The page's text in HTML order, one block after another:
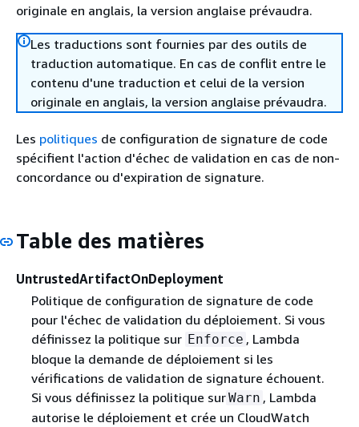
originale en anglais, la version anglaise prévaudra.
Les traductions sont fournies par des outils de
traduction automatique. En cas de conflit entre le
contenu d'une traduction et celui de la version
originale en anglais, la version anglaise prévaudra.
Les politiques de configuration de signature de code
spécifient l'action d'échec de validation en cas de non-
concordance ou d'expiration de signature.
Table des matières
UntrustedArtifactOnDeployment
Politique de configuration de signature de code
pour l'échec de validation du déploiement. Si vous
définissez la politique sur Enforce , Lambda
bloque la demande de déploiement si les
vérifications de validation de signature échouent.
Si vous définissez la politique surWarn , Lambda
autorise le déploiement et crée un CloudWatch